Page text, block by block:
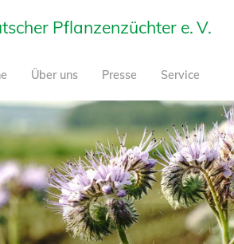
Pflanzenzüchter e. V.
Über uns Presse Service